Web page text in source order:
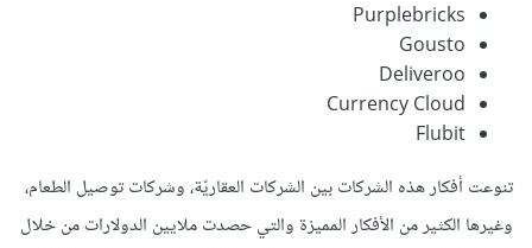
Purplebricks
Gousto
Deliveroo
Currency Cloud
Flubit
تنوعت أفكار هذه الشركات بين الشركات العقاريّة، وشركات توصيل الطعام،
وغيرها الكثير من الأفكار المميزة والتي حصدت ملايين الدولارات من خلال